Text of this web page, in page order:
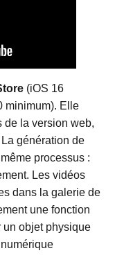
(iOS 16
minimum). Elle
de la version web,
génération de
processus :
Les vidéos
dans la galerie de
une fonction
un objet physique